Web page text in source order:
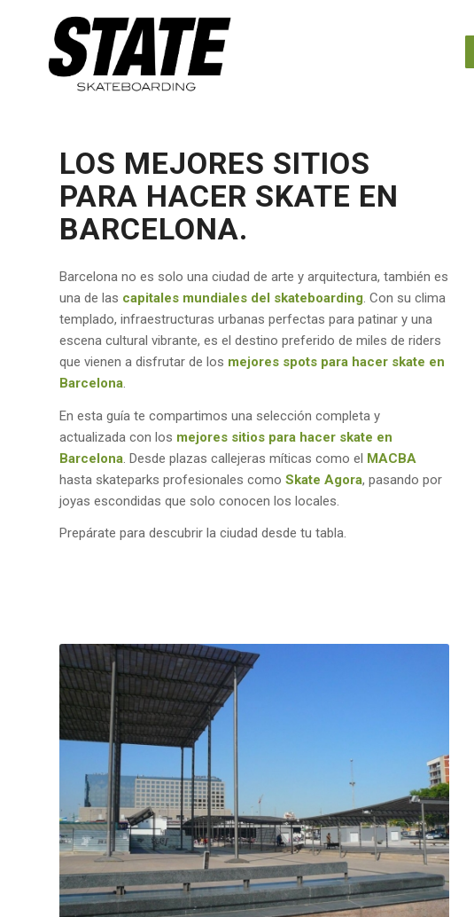
LOS MEJORES SITIOS
PARA HACER SKATE EN
BARCELONA.
Barcelona no es solo una ciudad de arte y arquitectura, también es
una de las capitales mundiales del skateboarding. Con su clima
templado, infraestructuras urbanas perfectas para patinar y una
escena cultural vibrante, es el destino preferido de miles de riders
que vienen a disfrutar de los mejores spots para hacer skate en
Barcelona.
En esta guía te compartimos una selección completa y
actualizada con los mejores sitios para hacer skate en
Barcelona . Desde plazas callejeras míticas como el MACBA
hasta skateparks profesionales como Skate Agora, pasando por
joyas escondidas que solo conocen los locales.
Prepárate para descubrir la ciudad desde tu tabla.